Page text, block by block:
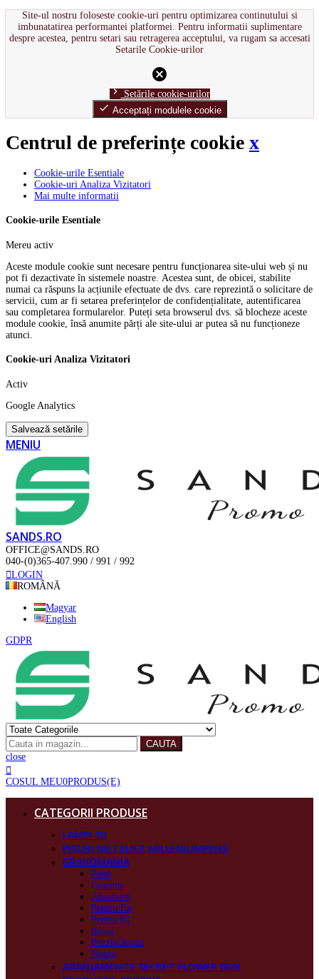
Site-ul nostru foloseste cookie-uri pentru optimizarea continutului si
imbunatatirea performantei platformei. Pentru informatii suplimentare
despre acestea, pentru setari sau retragerea acceptului, va rugam sa accesati
Setarile Cookie-urilor
cancel
chevron_right Setările cookie-urilor
done Acceptați modulele cookie
Centrul de preferințe cookie x
Cookie-urile Esentiale
Cookie-uri Analiza Vizitatori
Mai multe informatii
Cookie-urile Esentiale
Mereu activ
Aceste module cookie sunt necesare pentru funcționarea site-ului web și nu
pot fi dezactivate în sistemele noastre. Acestea sunt, de obicei, stabilite
numai ca răspuns la acțiunile efectuate de dvs. care reprezintă o solicitare de
servicii, cum ar fi setarea preferințelor de confidențialitate, autentificarea
sau completarea formularelor. Puteți seta browserul dvs. să blocheze aceste
module cookie, însă anumite părți ale site-ului ar putea să nu funcționeze
atunci.
Cookie-uri Analiza Vizitatori
Activ
Google Analytics
Salvează setările
MENIU
SANDS.RO
OFFICE@SANDS.RO
040-(0)365-407.990 / 991 / 992
LOGIN
ROMÂNĂ
Magyar
English
GDPR
CAUTA
close
COSUL MEU0PRODUS(E)
CATEGORII PRODUSE
LAMPI 3D
PIXURI METALICE MILLENIUMPENS
GRAVOMANIA
Pasti
Craciun
Absolvire
Pentru Ea
Pentru El
Birou
Puzzle/Jocuri
Nunta
ARANJAMENTE SECRET FLOWER BOX